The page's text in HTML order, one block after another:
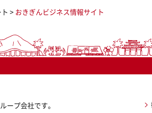
> おきぎんビジネス情報サイト
ープ会社です。